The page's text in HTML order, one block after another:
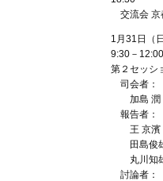
交流会 京
1月31日（
9:30－12:00
第２セッシ
司会者：
加島 潤
報告者：
王 京濱（
田島俊雄
丸川知雄
討論者：